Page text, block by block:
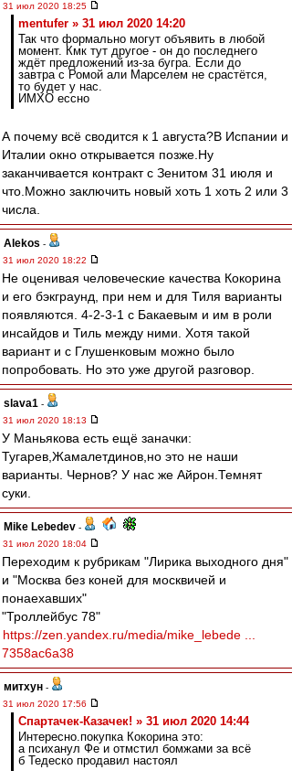
31 июл 2020 18:25
mentufer » 31 июл 2020 14:20
Так что формально могут объявить в любой
момент. Кмк тут другое - он до последнего
ждёт предложений из-за бугра. Если до
завтра с Ромой али Марселем не срастётся,
то будет у нас.
ИМХО ессно
А почему всё сводится к 1 августа?В Испании и
Италии окно открывается позже.Ну
заканчивается контракт с Зенитом 31 июля и
что.Можно заключить новый хоть 1 хоть 2 или 3
числа.
Alekos -
31 июл 2020 18:22
Не оценивая человеческие качества Кокорина
и его бэкграунд, при нем и для Тиля варианты
появляются. 4-2-3-1 с Бакаевым и им в роли
инсайдов и Тиль между ними. Хотя такой
вариант и с Глушенковым можно было
попробовать. Но это уже другой разговор.
slava1 -
31 июл 2020 18:13
У Маньякова есть ещё заначки:
Тугарев,Жамалетдинов,но это не наши
варианты. Чернов? У нас же Айрон.Темнят
суки.
Mike Lebedev -
31 июл 2020 18:04
Переходим к рубрикам "Лирика выходного дня"
и "Москва без коней для москвичей и
понаехавших"
"Троллейбус 78"
https://zen.yandex.ru/media/mike_lebede ...
7358ac6a38
митхун -
31 июл 2020 17:56
Спартачек-Казачек! » 31 июл 2020 14:44
Интересно.покупка Кокорина это:
а психанул Фе и отмстил бомжами за всё
б Тедеско продавил настоял